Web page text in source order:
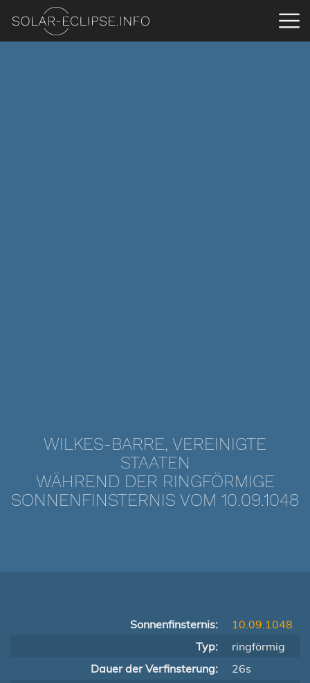
WILKES-BARRE, VEREINIGTE
STAATEN
WÄHREND DER RINGFÖRMIGE
SONNENFINSTERNIS VOM 10.09.1048
Sonnenfinsternis:
10.09.1048
Typ:
ringförmig
Dauer der Verfinsterung:
26s